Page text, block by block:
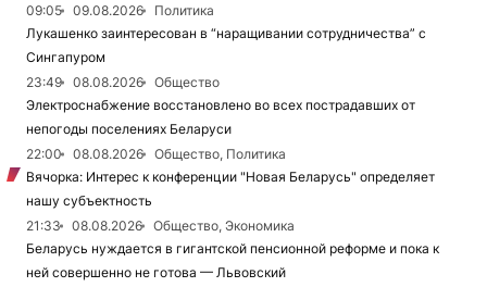
09:05
09.08.2026
Политика
Лукашенко заинтересован в “наращивании сотрудничества” с
Сингапуром
23:49
08.08.2026
Общество
Электроснабжение восстановлено во всех пострадавших от
непогоды поселениях Беларуси
22:00
08.08.2026
Общество, Политика
Вячорка: Интерес к конференции "Новая Беларусь" определяет
нашу субъектность
21:33
08.08.2026
Общество, Экономика
Беларусь нуждается в гигантской пенсионной реформе и пока к
ней совершенно не готова — Львовский